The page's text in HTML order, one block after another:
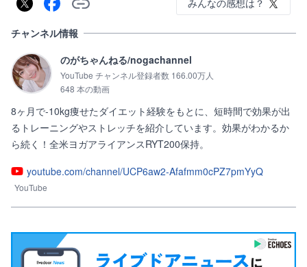
みんなの感想は？
チャンネル情報
のがちゃんねる/nogachannel
YouTube チャンネル登録者数 166.00万人
648 本の動画
8ヶ月で-10kg痩せたダイエット経験をもとに、短時間で効果が出
るトレーニングやストレッチを紹介しています。効果がわかるか
ら続く！全米ヨガアライアンスRYT200保持。
youtube.com/channel/UCP6aw2-Afafmm0cPZ7pmYyQ
YouTube